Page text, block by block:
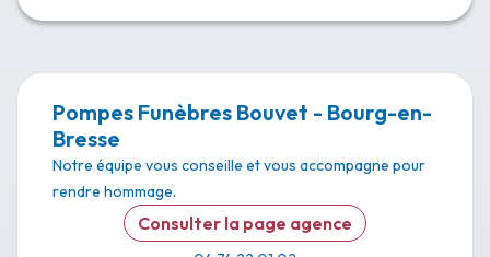
Pompes Funèbres Bouvet - Bourg-en-
Bresse
Notre équipe vous conseille et vous accompagne pour
rendre hommage.
Consulter la page agence